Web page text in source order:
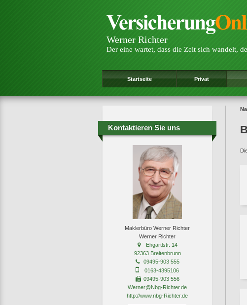
Werner Richter
Der eine wartet, dass die Zeit sich wandelt,
Startseite Privat
Kontaktieren Sie uns
Maklerbüro Werner Richter
Werner Richter
Ehgärtlstr. 14
92363 Breitenbrunn
09495-903 555
0163-4395106
09495-903 556
Werner@Nbg-Richter.de
http://www.nbg-Richter.de